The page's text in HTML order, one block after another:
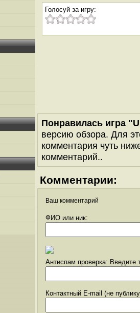
Голосуй за игру:
Понравилась игра
версию обзора. Для
комментария чуть
комментарий..
Комментарии:
Ваш комментарий
ФИО или ник:
Антиспам проверка: Введите
Контактный E-mail (не